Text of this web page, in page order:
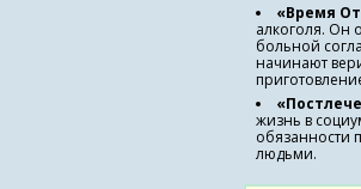
«Время
алкоголя. Он
больной
начинают
жизнь в
обязанности
людьми.